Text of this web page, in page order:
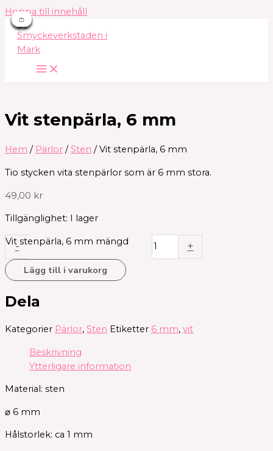
Hoppa till innehåll
Vit stenpärla, 6 mm
Hem / Pärlor / Sten / Vit stenpärla, 6 mm
Tio stycken vita stenpärlor som är 6 mm stora.
49,00 kr
Tillgänglighet: I lager
-
Vit stenpärla, 6 mm mängd +
Lägg till i varukorg
Dela
Kategorier Pärlor, Sten Etiketter 6 mm, vit
Beskrivning
Ytterligare information
Material: sten
⌀ 6 mm
Hålstorlek: ca 1 mm
👛
👛
👛
👛
👛
👛
👛
👛